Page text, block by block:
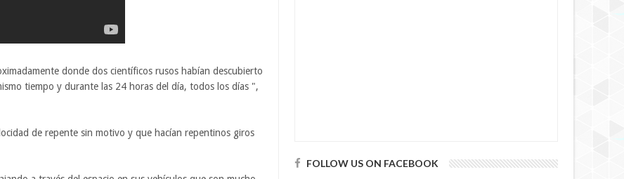
donde dos científicos rusos habían descubierto
tiempo y durante las 24 horas del día, todos los días ",
de repente sin motivo y que hacían repentinos giros
FOLLOW US ON FACEBOOK